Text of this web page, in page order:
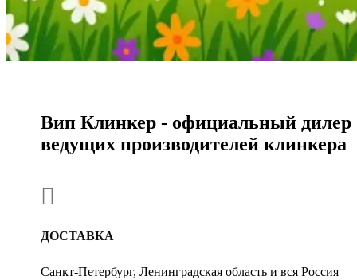
Вип Клинкер - официальный дилер
ведущих производителей клинкера

ДОСТАВКА
Санкт-Петербург, Ленинградская область и вся Россия